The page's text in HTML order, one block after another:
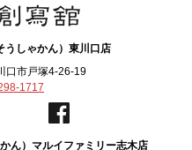
うしゃかん）東川口店
口市戸塚4-26-19
1717
ん）マルイファミリー志木店